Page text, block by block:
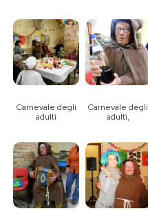
Carnevale degli
adulti
Carnevale degli
adulti,